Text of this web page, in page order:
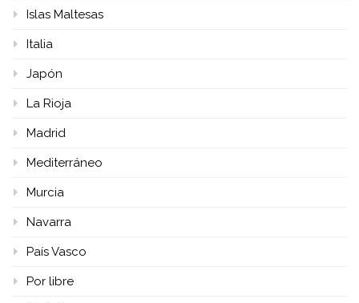
Islas Maltesas
Italia
Japón
La Rioja
Madrid
Mediterráneo
Murcia
Navarra
País Vasco
Por libre